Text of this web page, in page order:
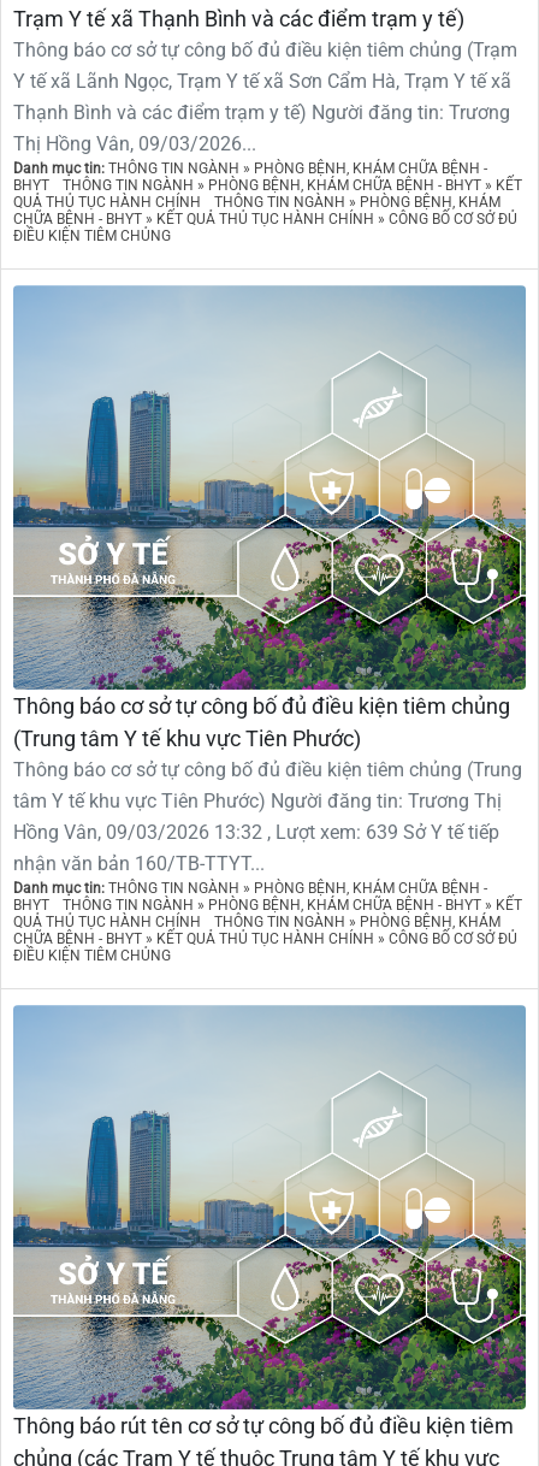
Trạm Y tế xã Thạnh Bình và các điểm trạm y tế)
Thông báo cơ sở tự công bố đủ điều kiện tiêm chủng (Trạm
Y tế xã Lãnh Ngọc, Trạm Y tế xã Sơn Cẩm Hà, Trạm Y tế xã
Thạnh Bình và các điểm trạm y tế) Người đăng tin: Trương
Thị Hồng Vân, 09/03/2026...
Danh mục tin: THÔNG TIN NGÀNH » PHÒNG BỆNH, KHÁM CHỮA BỆNH -
BHYT
THÔNG TIN NGÀNH » PHÒNG BỆNH, KHÁM CHỮA BỆNH - BHYT » KẾT
QUẢ THỦ TỤC HÀNH CHÍNH
THÔNG TIN NGÀNH » PHÒNG BỆNH, KHÁM
CHỮA BỆNH - BHYT » KẾT QUẢ THỦ TỤC HÀNH CHÍNH » CÔNG BỐ CƠ SỞ ĐỦ
ĐIỀU KIỆN TIÊM CHỦNG
Thông báo cơ sở tự công bố đủ điều kiện tiêm chủng
(Trung tâm Y tế khu vực Tiên Phước)
Thông báo cơ sở tự công bố đủ điều kiện tiêm chủng (Trung
tâm Y tế khu vực Tiên Phước) Người đăng tin: Trương Thị
Hồng Vân, 09/03/2026 13:32 , Lượt xem: 639 Sở Y tế tiếp
nhận văn bản 160/TB-TTYT...
Danh mục tin: THÔNG TIN NGÀNH » PHÒNG BỆNH, KHÁM CHỮA BỆNH -
BHYT
THÔNG TIN NGÀNH » PHÒNG BỆNH, KHÁM CHỮA BỆNH - BHYT » KẾT
QUẢ THỦ TỤC HÀNH CHÍNH
THÔNG TIN NGÀNH » PHÒNG BỆNH, KHÁM
CHỮA BỆNH - BHYT » KẾT QUẢ THỦ TỤC HÀNH CHÍNH » CÔNG BỐ CƠ SỞ ĐỦ
ĐIỀU KIỆN TIÊM CHỦNG
Thông báo rút tên cơ sở tự công bố đủ điều kiện tiêm
chủng (các Trạm Y tế thuộc Trung tâm Y tế khu vực